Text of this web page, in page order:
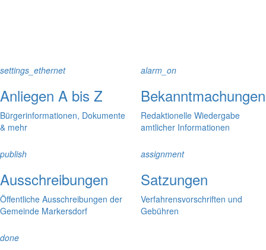
settings_ethernet
Anliegen A bis Z
Bürgerinformationen, Dokumente
& mehr
alarm_on
Bekanntmachungen
Redaktionelle Wiedergabe
amtlicher Informationen
publish
Ausschreibungen
Öffentliche Ausschreibungen der
Gemeinde Markersdorf
assignment
Satzungen
Verfahrensvorschriften und
Gebühren
done